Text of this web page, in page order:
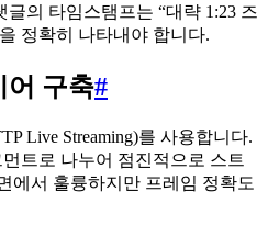
의 타임스탬프는 “대략 1:23 즈
정확히 나타내야 합니다.
어 구축#
Live Streaming)를 사용합니다.
트로 나누어 점진적으로 스트
에서 훌륭하지만 프레임 정확도